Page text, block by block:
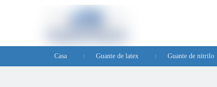
Casa Guante de latex Guante de nitrilo